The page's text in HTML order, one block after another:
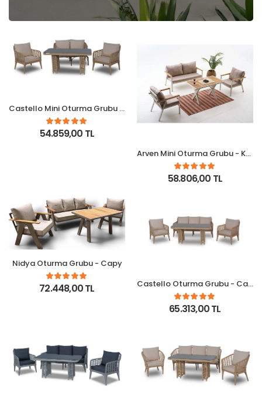
Castello Mini Oturma Grubu - Capy
54.859,00 TL
Arven Mini Oturma Grubu - Krem
58.806,00 TL
Nidya Oturma Grubu - Capy
72.448,00 TL Castello Oturma Grubu - Capy
65.313,00 TL